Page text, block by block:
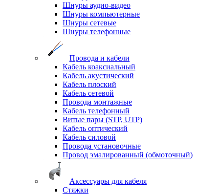
Шнуры аудио-видео
Шнуры компьютерные
Шнуры сетевые
Шнуры телефонные
Провода и кабели
Кабель коаксиальный
Кабель акустический
Кабель плоский
Кабель сетевой
Провода монтажные
Кабель телефонный
Витые пары (STP, UTP)
Кабель оптический
Кабель силовой
Провода установочные
Провод эмалированный (обмоточный)
Аксессуары для кабеля
Стяжки